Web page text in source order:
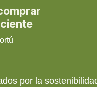
por la